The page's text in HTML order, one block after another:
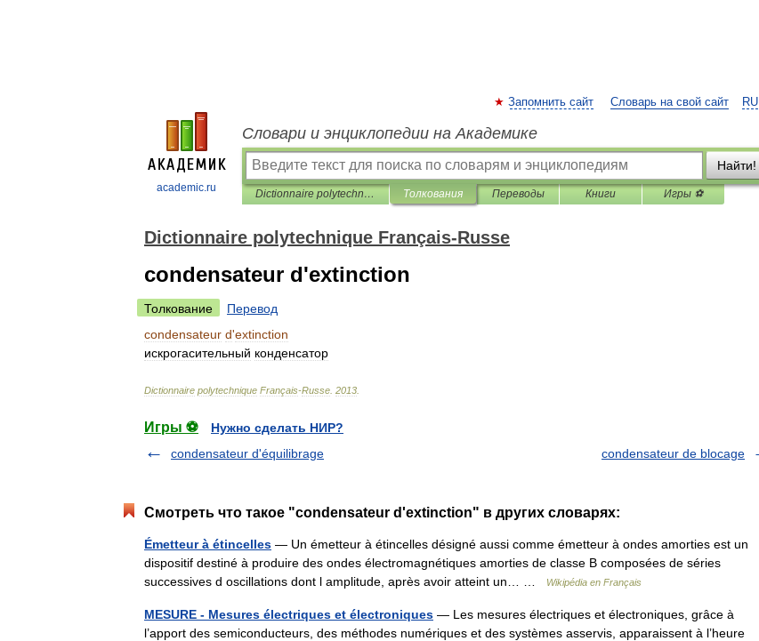
academic.ru
RU
Запомнить сайт Словарь на свой сайт
Словари и энциклопедии на Академике
Найти!
Dictionnaire polytechnique Français-Russe Толкования Переводы Книги Игры ⚽
Dictionnaire polytechnique Français-Russe
condensateur d'extinction
Толкование
Перевод
condensateur d'extinction
искрогасительный конденсатор
Dictionnaire polytechnique Français-Russe 2013
Игры ⚽
Нужно сделать НИР?
condensateur d'équilibrage
condensateur de blocage
Смотреть что такое "condensateur d'extinction" в других словарях:
Émetteur à étincelles — Un émetteur à étincelles désigné aussi comme émetteur à ondes amorties est un
dispositif destiné à produire des ondes électromagnétiques amorties de classe B composées de séries
successives d oscillations dont l amplitude, après avoir atteint un… …
Wikipédia en Français
MESURE - Mesures électriques et électroniques — Les mesures électriques et électroniques, grâce à
l’apport des semiconducteurs, des méthodes numériques et des systèmes asservis, apparaissent à l’heure